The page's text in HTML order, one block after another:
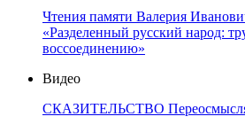
Чтения памяти Валерия
«Разделенный русский народ:
воссоединению»
Видео
СКАЗИТЕЛЬСТВО